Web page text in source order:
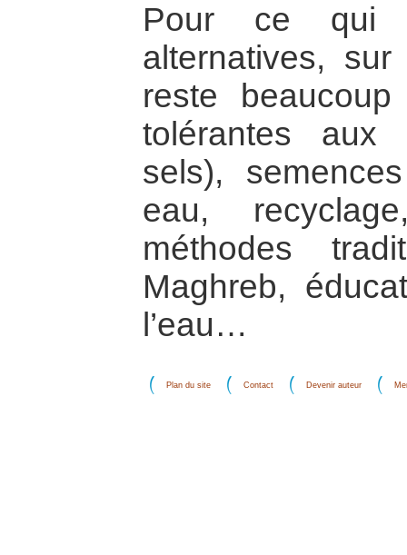
Pour ce qui
alternatives,
reste
tolérantes aux
sels),
eau,
méthodes
Maghreb,
l’eau…
Plan du site Contact Devenir auteur